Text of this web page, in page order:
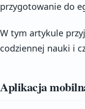
przygotowanie do
W tym artykule
codziennej nauki i
Aplikacja